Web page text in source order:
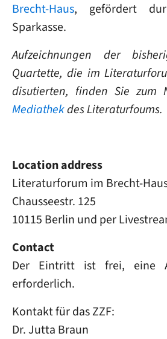
Brecht-Haus, gefördert
Sparkasse.
Aufzeichnungen der
Quartette, die im
disutierten, finden Sie zum
Mediathekdes Literaturfoums.
Location address
Literaturforum im Brecht-
Chausseestr. 125
10115 Berlin und per
Contact
Der Eintritt ist frei, eine
erforderlich.
Kontakt für das ZZF:
Dr. Jutta Braun